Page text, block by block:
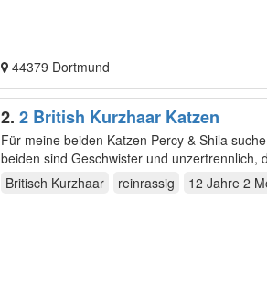
44379 Dortmund
2. 2 British Kurzhaar Katzen
Für meine beiden Katzen Percy & Shila suche
Britisch Kurzhaar
reinrassig 12 Jahre 2